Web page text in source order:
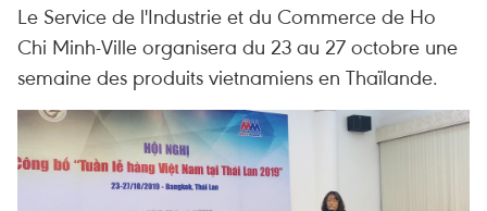
Le Service de l'Industrie et du Commerce de Ho
Chi Minh-Ville organisera du 23 au 27 octobre une
semaine des produits vietnamiens en Thaïlande.